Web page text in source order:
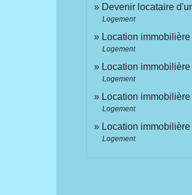
Devenir locataire
Logement
Location
Logement
Location
Logement
Location
Logement
Location immobilière
Logement